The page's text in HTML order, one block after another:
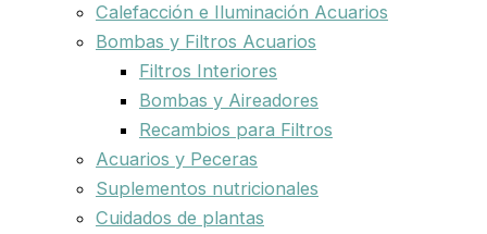
Calefacción e Iluminación Acuarios
Bombas y Filtros Acuarios
Filtros Interiores
Bombas y Aireadores
Recambios para Filtros
Acuarios y Peceras
Suplementos nutricionales
Cuidados de plantas